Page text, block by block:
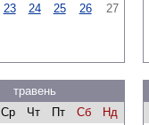
23 24 25 26
27
травень
Ср Чт Пт Сб
Нд